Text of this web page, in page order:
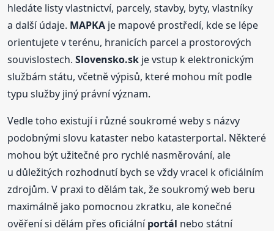
hledáte listy vlastnictví, parcely, stavby, byty, vlastníky
a další údaje. MAPKA je mapové prostředí, kde se lépe
orientujete v terénu, hranicích parcel a prostorových
souvislostech.Slovensko.sk je vstup k elektronickým
službám státu, včetně výpisů, které mohou mít podle
typu služby jiný právní význam.
Vedle toho existují i různé soukromé weby s názvy
podobnými slovu kataster nebo katasterportal. Některé
mohou být užitečné pro rychlé nasměrování, ale
u důležitých rozhodnutí bych se vždy vracel k oficiálním
zdrojům. V praxi to dělám tak, že soukromý web beru
maximálně jako pomocnou zkratku, ale konečné
ověření si dělám přes oficiálníportál nebo státní